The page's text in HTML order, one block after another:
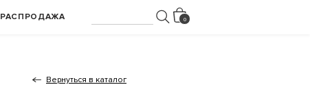
РАСПРОДАЖА
Вернуться в каталог